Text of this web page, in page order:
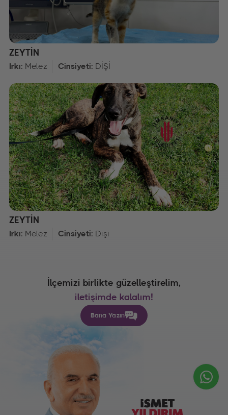
ZEYTİN
Irkı: Melez Cinsiyeti: DİŞİ
ZEYTİN
Irkı: Melez Cinsiyeti: Dişi
İlçemizi birlikte güzelleştirelim,
iletişimde kalalım!
Bana Yazın